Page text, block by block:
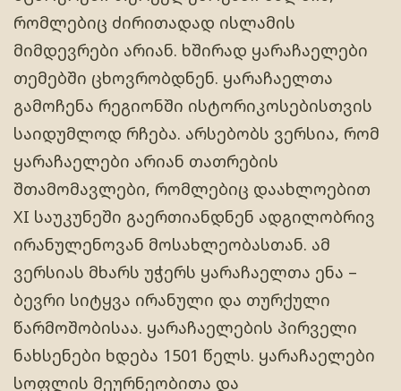
რომლებიც ძირითადად ისლამის
მიმდევრები არიან. ხშირად ყარაჩაელები
თემებში ცხოვრობდნენ. ყარაჩაელთა
გამოჩენა რეგიონში ისტორიკოსებისთვის
საიდუმლოდ რჩება. არსებობს ვერსია, რომ
ყარაჩაელები არიან თათრების
შთამომავლები, რომლებიც დაახლოებით
XI საუკუნეში გაერთიანდნენ ადგილობრივ
ირანულენოვან მოსახლეობასთან. ამ
ვერსიას მხარს უჭერს ყარაჩაელთა ენა –
ბევრი სიტყვა ირანული და თურქული
წარმოშობისაა. ყარაჩაელების პირველი
ნახსენები ხდება 1501 წელს. ყარაჩაელები
სოფლის მეურნეობითა და